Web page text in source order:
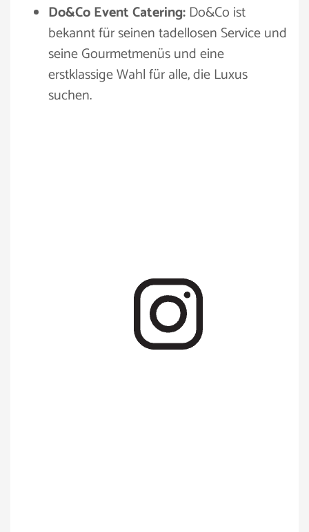
Do&Co Event Catering: Do&Co ist
bekannt für seinen tadellosen Service und
seine Gourmetmenüs und eine
erstklassige Wahl für alle, die Luxus
suchen.